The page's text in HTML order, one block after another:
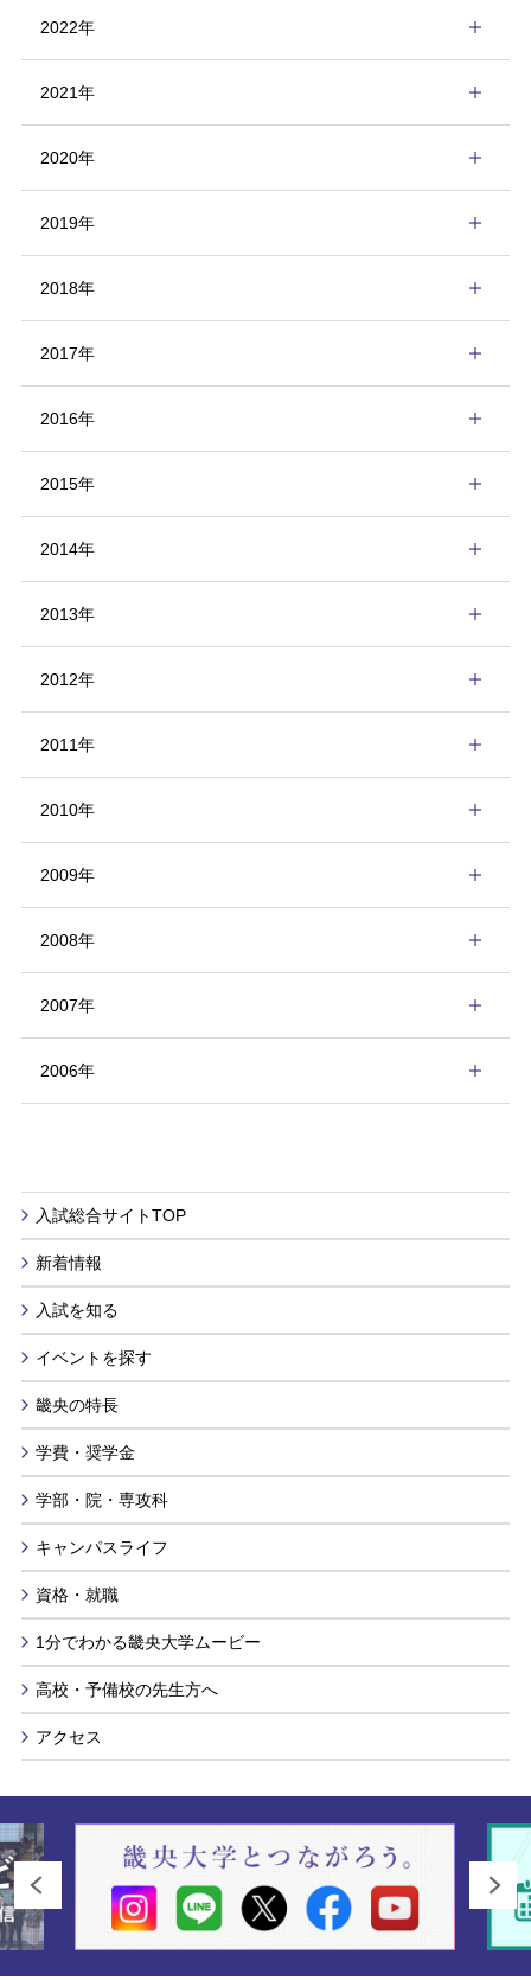
2022年
2021年
2020年
2019年
2018年
2017年
2016年
2015年
2014年
2013年
2012年
2011年
2010年
2009年
2008年
2007年
2006年
入試総合サイトTOP
新着情報
入試を知る
イベントを探す
畿央の特長
学費・奨学金
学部・院・専攻科
キャンパスライフ
資格・就職
1分でわかる畿央大学ムービー
高校・予備校の先生方へ
アクセス